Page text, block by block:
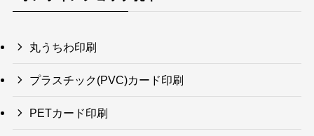
丸うちわ印刷
プラスチック(PVC)カード印刷
PETカード印刷